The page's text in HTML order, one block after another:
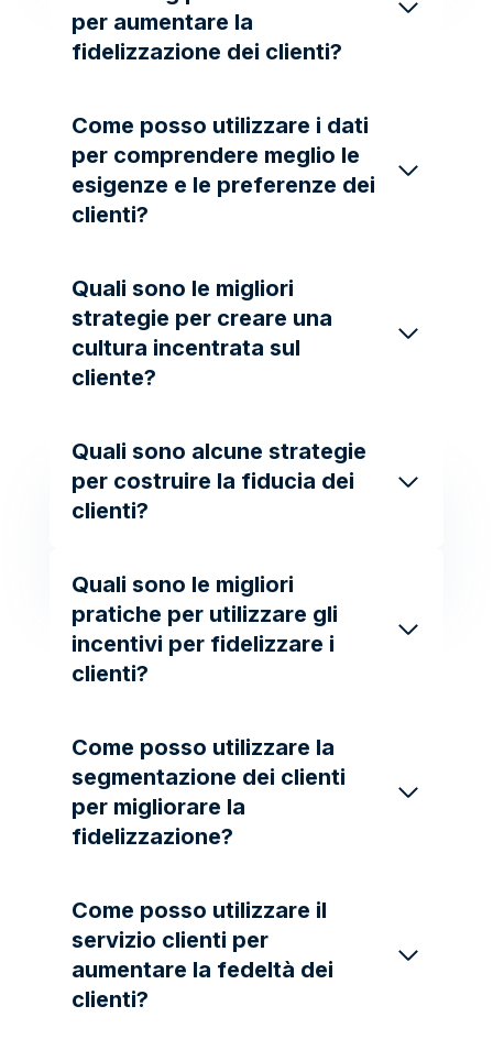
per aumentare la
fidelizzazione dei clienti?
Come posso utilizzare i dati
per comprendere meglio le
esigenze e le preferenze dei
clienti?
Quali sono le migliori
strategie per creare una
cultura incentrata sul
cliente?
Quali sono alcune strategie
per costruire la fiducia dei
clienti?
Quali sono le migliori
pratiche per utilizzare gli
incentivi per fidelizzare i
clienti?
Come posso utilizzare la
segmentazione dei clienti
per migliorare la
fidelizzazione?
Come posso utilizzare il
servizio clienti per
aumentare la fedeltà dei
clienti?